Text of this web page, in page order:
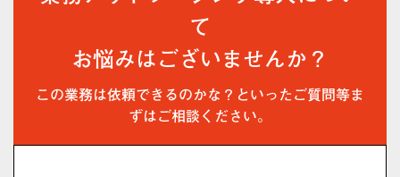
て
お悩みはございませんか？
この業務は依頼できるのかな？といったご質問等ま
ずはご相談ください。